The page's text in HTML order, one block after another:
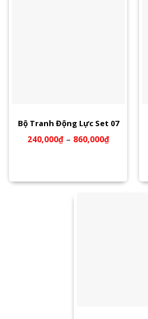
Bộ Tranh Động Lực Set 07
240,000₫– 860,000₫